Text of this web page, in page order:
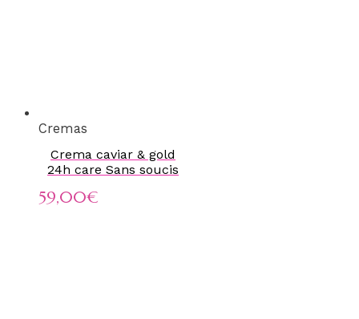
Cremas
Crema caviar & gold
24h care Sans soucis
59,00€